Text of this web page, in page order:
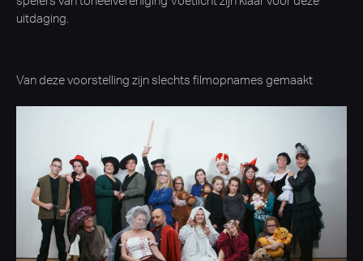
uitdaging.
Van deze voorstelling zijn slechts filmopnames gemaakt